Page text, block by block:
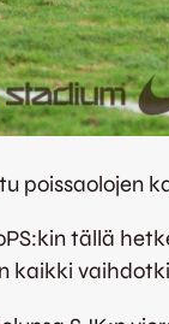
poissaolojen
tällä